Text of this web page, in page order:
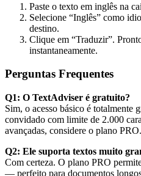
Paste o texto em inglês na
Selecione “Inglês” como
destino.
Clique em “Traduzir”.
instantaneamente.
Perguntas Frequentes
Q1: O TextAdviser é gratuito?
Sim, o acesso básico é totalmente
convidado com limite de 2.000
avançadas, considere o plano PRO.
Q2: Ele suporta textos muito
Com certeza. O plano PRO
— perfeito para documentos